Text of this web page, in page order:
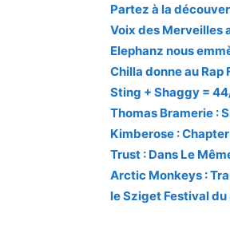
Partez à la
Voix des Merveilles
Elephanz nous
Chilla donne au
Sting + Shaggy =
Thomas Bramerie :
Kimberose :
Trust : Dans Le
Arctic Monkeys :
le Sziget Festival du